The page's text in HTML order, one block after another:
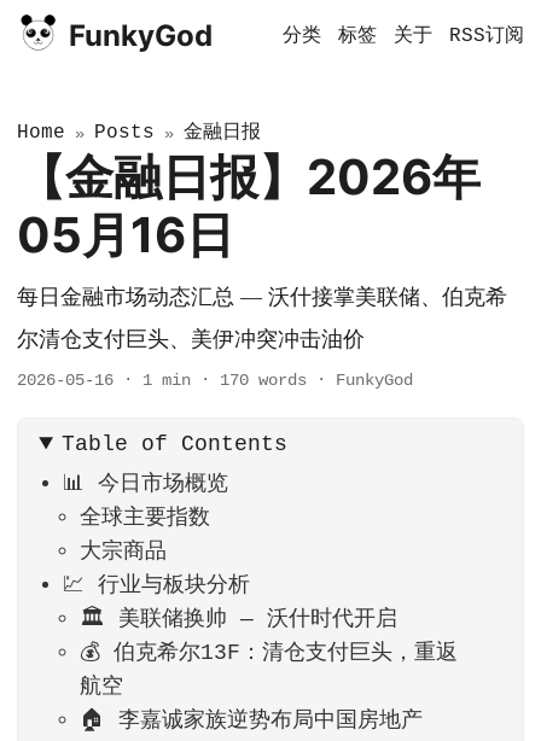
FunkyGod 分类 标签 关于 RSS订阅
Home » Posts » 金融日报
【金融日报】2026年
05月16日
每日金融市场动态汇总 — 沃什接掌美联储、伯克希
尔清仓支付巨头、美伊冲突冲击油价
2026-05-16 · 1 min · 170 words · FunkyGod
Table of Contents
📊 今日市场概览
全球主要指数
大宗商品
💹 行业与板块分析
🏛️ 美联储换帅 — 沃什时代开启
💰 伯克希尔13F：清仓支付巨头，重返
航空
🏠 李嘉诚家族逆势布局中国房地产